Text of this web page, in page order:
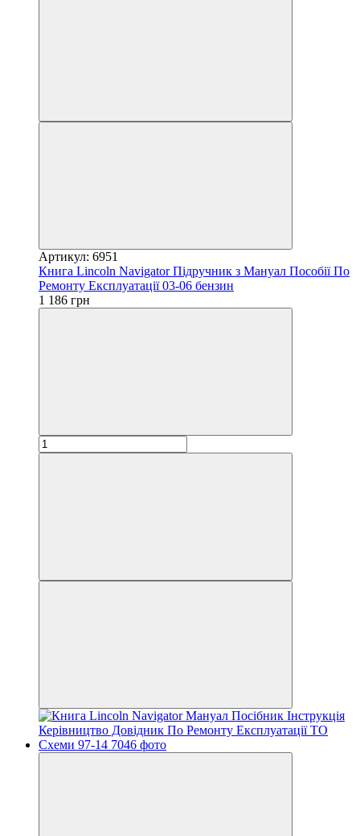
Артикул: 6951
Книга Lincoln Navigator Підручник з Мануал Пособії По
Ремонту Експлуатації 03-06 бензин
1 186 грн